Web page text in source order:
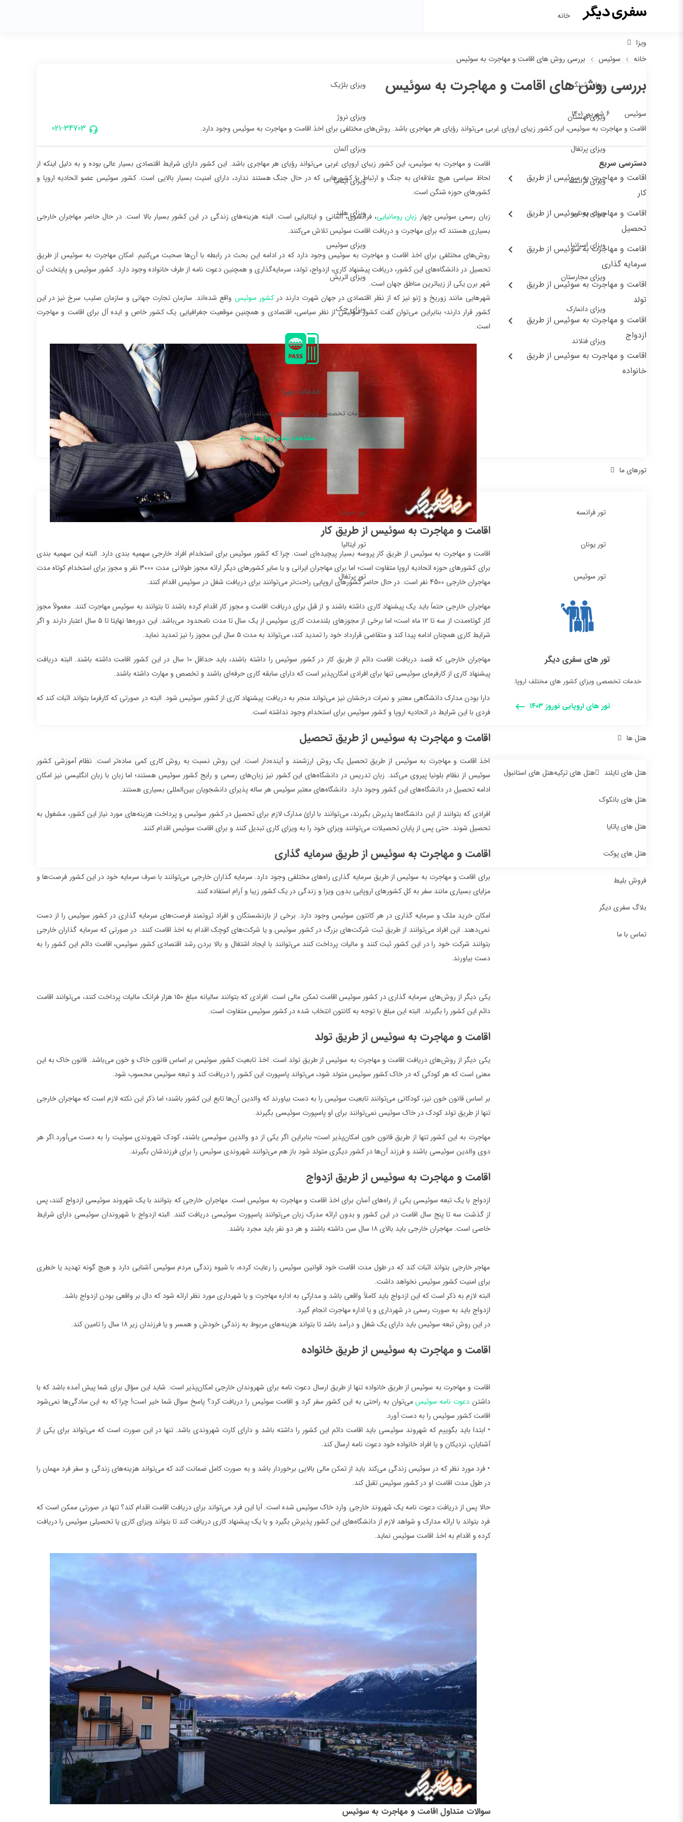
خانه
ویزا
ویزای شینگن ویزای بلژیک
ویزای لهستان ویزای نروژ
ویزای پرتغال ویزای آلمان
ویزای فرانسه ویزای ایتالیا
ویزای یونان ویزای هلند
ویزای اسپانیا ویزای سوئیس
ویزای مجارستان ویزای اتریش
ویزای دانمارک ویزای چک
ویزای فنلاند
خدمات ویزا
خدمات تخصصی ویزای کشور های مختلف اروپا.
مشاهده تمام ویزا ها
تورهای ما
تور فرانسه تور اسپانیا
تور یونان تور ایتالیا
تور سوئیس تور پرتغال
تور های سفری دیگر
خدمات تخصصی ویزای کشور های مختلف اروپا.
تور های اروپایی نوروز ۱۴۰۳
هتل ها
هتل های تایلند
هتل های بانکوک
هتل های پاتایا
هتل های پوکت
هتل های ترکیههتل های استانبول
فروش بلیط
بلاگ سفری دیگر
تماس با ما
خانه سوئیس بررسی روش های اقامت و مهاجرت به سوئیس
بررسی روش های اقامت و مهاجرت به سوئیس
سوئیس 6 شهریور 1401
021-34703 اقامت و مهاجرت به سوئیس، این کشور زیبای اروپای غربی می‌تواند رؤیای هر مهاجری باشد. روش‌های مختلفی برای اخذ اقامت و مهاجرت به سوئیس وجود دارد.
دسترسی سریع
اقامت و مهاجرت به سوئیس از طریق
کار
اقامت و مهاجرت به سوئیس از طریق
تحصیل
اقامت و مهاجرت به سوئیس از طریق
سرمایه گذاری
اقامت و مهاجرت به سوئیس از طریق
تولد
اقامت و مهاجرت به سوئیس از طریق
ازدواج
اقامت و مهاجرت به سوئیس از طریق
خانواده
اقامت و مهاجرت به سوئیس، این کشور زیبای اروپای غربی می‌تواند رؤیای هر مهاجری باشد. این کشور دارای شرایط اقتصادی بسیار عالی بوده و به دلیل اینکه از
لحاظ سیاسی هیچ علاقه‌ای به جنگ و ارتباط با کشورهایی که در حال جنگ هستند ندارد، دارای امنیت بسیار بالایی است. کشور سوئیس عضو اتحادیه اروپا و
کشورهای حوزه شنگن است.
زبان رسمی سوئیس چهار زبان رومانیایی، فرانسوی، آلمانی و ایتالیایی است. البته هزینه‌های زندگی در این کشور بسیار بالا است. در حال حاضر مهاجران خارجی
بسیاری هستند که برای مهاجرت و دریافت اقامت سوئیس تلاش می‌کنند.
روش‌های مختلفی برای اخذ اقامت و مهاجرت به سوئیس وجود دارد که در ادامه این بحث در رابطه با آن‌ها صحبت می‌کنیم. امکان مهاجرت به سوئیس از طریق
تحصیل در دانشگاه‌های این کشور، دریافت پیشنهاد کاری، ازدواج، تولد، سرمایه‌گذاری و همچنین دعوت نامه از طرف خانواده وجود دارد. کشور سوئیس و پایتخت آن
شهر برن یکی از زیباترین مناطق جهان است.
شهرهایی مانند زوریخ و ژنو نیز که از نظر اقتصادی در جهان شهرت دارند درکشور سوئیس واقع شده‌اند. سازمان تجارت جهانی و سازمان صلیب سرخ نیز در این
کشور قرار دارند؛ بنابراین می‌توان گفت کشور سوئیس از نظر سیاسی، اقتصادی و همچنین موقعیت جغرافیایی یک کشور خاص و ایده آل برای اقامت و مهاجرت
است.
اقامت و مهاجرت به سوئیس از طریق کار
اقامت و مهاجرت به سوئیس از طریق کار پروسه بسیار پیچیده‌ای است. چرا که کشور سوئیس برای استخدام افراد خارجی سهمیه بندی دارد. البته این سهمیه بندی
برای کشورهای حوزه اتحادیه اروپا متفاوت است؛ اما برای مهاجران ایرانی و یا سایر کشورهای دیگر ارائه مجوز طولانی مدت 3000 نفر و مجوز برای استخدام کوتاه مدت
مهاجران خارجی 4500 نفر است. در حال حاضر کشورهای اروپایی راحت‌تر می‌توانند برای دریافت شغل در سوئیس اقدام کنند.
مهاجران خارجی حتماً باید یک پیشنهاد کاری داشته باشند و از قبل برای دریافت اقامت و مجوز کار اقدام کرده باشند تا بتوانند به سوئیس مهاجرت کنند. معمولاً مجوز
کار کوتاه‌مدت از سه تا ۱۲ ماه است؛ اما برخی از مجوزهای بلندمدت کاری سوئیس از یک سال تا مدت نامحدود می‌باشد. این دوره‌ها نهایتا تا ۵ سال اعتبار دارند و اگر
شرایط کاری همچنان ادامه پیدا کند و متقاضی قرارداد خود را تمدید کند، می‌تواند به مدت ۵ سال این مجوز را نیز تمدید نماید.
مهاجران خارجی که قصد دریافت اقامت دائم از طریق کار در کشور سوئیس را داشته باشند، باید حداقل ۱۰ سال در این کشور اقامت داشته باشند. البته دریافت
پیشنهاد کاری از کارفرمای سوئیسی تنها برای افرادی امکان‌پذیر است که دارای سابقه کاری حرفه‌ای باشند و تخصص و مهارت داشته باشند.
دارا بودن مدارک دانشگاهی معتبر و نمرات درخشان نیز می‌تواند منجر به دریافت پیشنهاد کاری از کشور سوئیس شود. البته در صورتی که کارفرما بتواند اثبات کند که
فردی با این شرایط در اتحادیه اروپا و کشور سوئیس برای استخدام وجود نداشته است.
اقامت و مهاجرت به سوئیس از طریق تحصیل
اخذ اقامت و مهاجرت به سوئیس از طریق تحصیل یک روش ارزشمند و آینده‌دار است. این روش نسبت به روش کاری کمی ساده‌تر است. نظام آموزشی کشور
سوئیس از نظام بلونیا پیروی می‌کند. زبان تدریس در دانشگاه‌های این کشور نیز زبان‌های رسمی و رایج کشور سوئیس هستند؛ اما زبان با زبان انگلیسی نیز امکان
ادامه تحصیل در دانشگاه‌های این کشور وجود دارد. دانشگاه‌های معتبر سوئیس هر ساله پذیرای دانشجویان بین‌المللی بسیاری هستند.
افرادی که بتوانند از این دانشگاه‌ها پذیرش بگیرند، می‌توانند با ارائ مدارک لازم برای تحصیل در کشور سوئیس و پرداخت هزینه‌های مورد نیاز این کشور، مشغول به
تحصیل شوند. حتی پس از پایان تحصیلات می‌توانند ویزای خود را به ویزای کاری تبدیل کنند و برای اقامت سوئیس اقدام کنند.
اقامت و مهاجرت به سوئیس از طریق سرمایه گذاری
برای اقامت و مهاجرت به سوئیس از طریق سرمایه گذاری راه‌های مختلفی وجود دارد. سرمایه گذاران خارجی می‌توانند با صرف سرمایه خود در این کشور فرصت‌ها و
مزایای بسیاری مانند سفر به کل کشور‌های اروپایی بدون ویزا و زندگی در یک کشور زیبا و آرام استفاده کنند.
امکان خرید ملک و سرمایه گذاری در هر کانتون سوئیس وجود دارد. برخی از بازنشستگان و افراد ثروتمند فرصت‌های سرمایه گذاری در کشور سوئیس را از دست
نمی‌دهند. این افراد می‌توانند از طریق ثبت شرکت‌های بزرگ در کشور سوئیس و یا شرکت‌های کوچک اقدام به اخذ اقامت کنند. در صورتی که سرمایه گذاران خارجی
بتوانند شرکت خود را در این کشور ثبت کنند و مالیات پرداخت کنند می‌توانند با ایجاد اشتغال و بالا بردن رشد اقتصادی کشور سوئیس، اقامت دائم این کشور را به
دست بیاورند.
یکی دیگر از روش‌های سرمایه گذاری در کشور سوئیس اقامت تمکن مالی است. افرادی که بتوانند سالیانه مبلغ ۱۵۰ هزار فرانک مالیات پرداخت کنند، می‌توانند اقامت
دائم این کشور را بگیرند. البته این مبلغ با توجه به کانتون انتخاب شده در کشور سوئیس متفاوت است.
اقامت و مهاجرت به سوئیس از طریق تولد
یکی دیگر از روش‌های دریافت اقامت و مهاجرت به سوئیس از طریق تولد است. اخذ تابعیت کشور سوئیس بر اساس قانون خاک و خون می‌باشد. قانون خاک به این
معنی است که هر کودکی که در خاک کشور سوئیس متولد شود، می‌تواند پاسپورت این کشور را دریافت کند و تبعه سوئیس محسوب شود.
بر اساس قانون خون نیز، کودکانی می‌توانند تابعیت سوئیس را به دست بیاورند که والدین آن‌ها تابع این کشور باشند؛ اما ذکر این نکته لازم است که مهاجران خارجی
تنها از طریق تولد کودک در خاک سوئیس نمی‌توانند برای او پاسپورت سوئیسی بگیرند.
مهاجرت به این کشور تنها از طریق قانون خون امکان‌پذیر است؛ بنابراین اگر یکی از دو والدین سوئیسی باشند، کودک شهروندی سوئیت را به دست می‌آورد.اگر هر
دوی والدین سوئیسی باشند و فرزند آن‌ها در کشور دیگری متولد شود باز هم می‌توانند شهروندی سوئیس را برای فرزندشان بگیرند.
اقامت و مهاجرت به سوئیس از طریق ازدواج
ازدواج با یک تبعه سوئیسی یکی از راه‌های آسان برای اخذ اقامت و مهاجرت به سوئیس است. مهاجران خارجی که بتوانند با یک شهروند سوئیسی ازدواج کنند، پس
از گذشت سه تا پنج سال اقامت در این کشور و بدون ارائه مدرک زبان می‌توانند پاسپورت سوئیسی دریافت کنند. البته ازدواج با شهروندان سوئیسی دارای شرایط
خاصی است. مهاجران خارجی باید بالای ۱۸ سال سن داشته باشند و هر دو نفر باید مجرد باشند.
مهاجر خارجی بتواند اثبات کند که در طول مدت اقامت خود قوانین سوئیس را رعایت کرده، با شیوه زندگی مردم سوئیس آشنایی دارد و هیچ گونه تهدید یا خطری
برای امنیت کشور سوئیس نخواهد داشت.
البته لازم به ذکر است که این ازدواج باید کاملاً واقعی باشد و مدارکی به اداره مهاجرت و یا شهرداری مورد نظر ارائه شود که دال بر واقعی بودن ازدواج باشد.
ازدواج باید به صورت رسمی در شهرداری و یا اداره مهاجرت انجام گیرد.
در این روش تبعه سوئیس باید دارای یک شغل و درآمد باشد تا بتواند هزینه‌های مربوط به زندگی خودش و همسر و یا فرزندان زیر ۱۸ سال را تامین کند.
اقامت و مهاجرت به سوئیس از طریق خانواده
اقامت و مهاجرت به سوئیس از طریق خانواده تنها از طریق ارسال دعوت نامه برای شهروندان خارجی امکان‌پذیر است. شاید این سؤال برای شما پیش آمده باشد که با
داشتندعوت نامه سوئیسمی‌توان به راحتی به این کشور سفر کرد و اقامت سوئیس را دریافت کرد؟ پاسخ سوال شما خیر است! چرا که به این سادگی‌ها نمی‌شود
اقامت کشور سوئیس را به دست آورد.
• ابتدا باید بگوییم که شهروند سوئیسی باید اقامت دائم این کشور را داشته باشد و دارای کارت شهروندی باشد. تنها در این صورت است که می‌تواند برای یکی از
آشنایان، نزدیکان و یا افراد خانواده خود دعوت نامه ارسال کند.
• فرد مورد نظر که در سوئیس زندگی می‌کند باید از تمکن مالی بالایی برخوردار باشد و به صورت کامل ضمانت کند که می‌تواند هزینه‌های زندگی و سفر فرد مهمان را
در طول مدت اقامت او در کشور سوئیس تقبل کند.
حالا پس از دریافت دعوت نامه یک شهروند خارجی وارد خاک سوئیس شده است. آیا این فرد می‌تواند برای دریافت اقامت اقدام کند؟ تنها در صورتی ممکن است که
فرد بتواند با ارائه مدارک و شواهد لازم از دانشگاه‌های این کشور پذیرش بگیرد و یا یک پیشنهاد کاری دریافت کند تا بتواند ویزای کاری یا تحصیلی سوئیس را دریافت
کرده و اقدام به اخذ اقامت سوئیس نماید.
سوالات متداول اقامت و مهاجرت به سوئیس